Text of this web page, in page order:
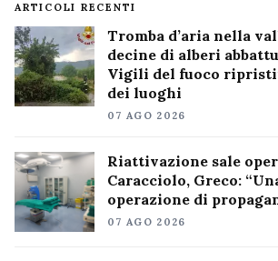
ARTICOLI RECENTI
Tromba d’aria nella
decine di alberi
Vigili del fuoco
dei luoghi
07 AGO 2026
Riattivazione sale
Caracciolo, Greco:
operazione di
07 AGO 2026